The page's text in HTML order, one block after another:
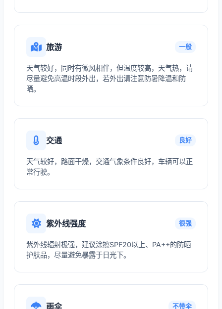
旅游 一般
天气较好，同时有微风相伴，但温度较高，天气热，请
尽量避免高温时段外出，若外出请注意防暑降温和防
晒。
交通 良好
天气较好，路面干燥，交通气象条件良好，车辆可以正
常行驶。
紫外线强度 很强
紫外线辐射极强，建议涂擦SPF20以上、PA++的防晒
护肤品，尽量避免暴露于日光下。
雨伞 不带伞